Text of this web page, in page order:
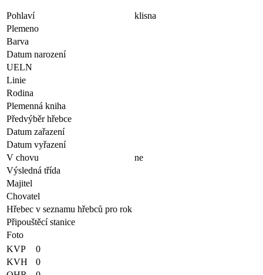
Pohlaví
klisna
Plemeno
Barva
Datum narození
UELN
Linie
Rodina
Plemenná kniha
Předvýběr hřebce
Datum zařazení
Datum vyřazení
V chovu
ne
Výsledná třída
Majitel
Chovatel
Hřebec v seznamu hřebců pro rok
Připouštěcí stanice
Foto
KVP
0
KVH
0